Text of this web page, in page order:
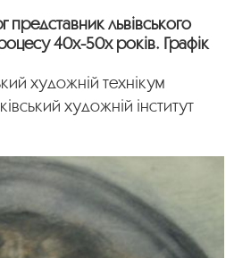
представник львівського
40х-50х років. Графік
художній технікум
художній інститут